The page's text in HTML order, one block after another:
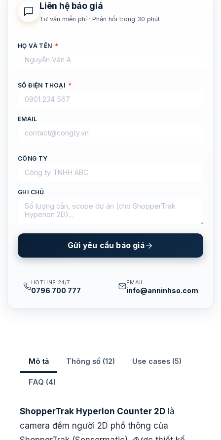
Liên hệ báo giá
Tư vấn miễn phí · Phản hồi trong 30 phút
HỌ VÀ TÊN *
SỐ ĐIỆN THOẠI *
EMAIL
CÔNG TY
GHI CHÚ
Gửi yêu cầu báo giá
HOTLINE 24/7
0796 700 777
EMAIL
info@anninhso.com
Mô tả Thông số (12) Use cases (5)
FAQ (4)
ShopperTrak Hyperion Counter 2D là
camera đếm người 2D phổ thông của